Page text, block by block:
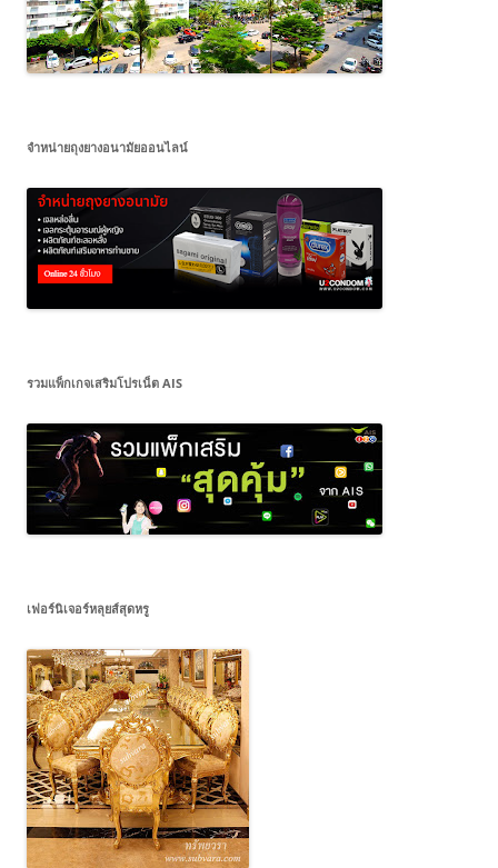
จำหน่ายถุงยางอนามัยออนไลน์
รวมแพ็กเกจเสริมโปรเน็ต AIS
เฟอร์นิเจอร์หลุยส์สุดหรู